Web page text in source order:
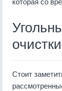
Стоит